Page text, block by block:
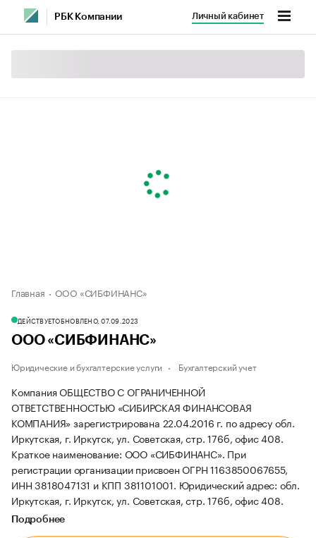
РБК Компании Личный кабинет
Главная ООО «СИБФИНАНС»
ДЕЙСТВУЕТОБНОВЛЕНО, 07.09.2023
ООО «СИБФИНАНС»
Юридические и бухгалтерские услуги Бухгалтерский учет
Компания ОБЩЕСТВО С ОГРАНИЧЕННОЙ
ОТВЕТСТВЕННОСТЬЮ «СИБИРСКАЯ ФИНАНСОВАЯ
КОМПАНИЯ» зарегистрирована 22.04.2016 г. по адресу обл.
Иркутская, г. Иркутск, ул. Советская, стр. 176б, офис 408.
Краткое наименование: ООО «СИБФИНАНС». При
регистрации организации присвоен ОГРН 1163850067655,
ИНН 3818047131 и КПП 381101001. Юридический адрес: обл.
Иркутская, г. Иркутск, ул. Советская, стр. 176б, офис 408.
Подробнее